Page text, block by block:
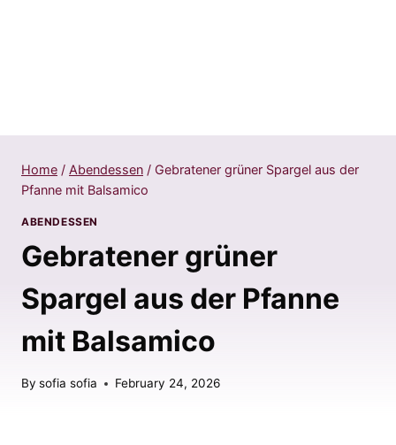
Home / Abendessen / Gebratener grüner Spargel aus der
Pfanne mit Balsamico
ABENDESSEN
Gebratener grüner
Spargel aus der Pfanne
mit Balsamico
By sofia sofia February 24, 2026